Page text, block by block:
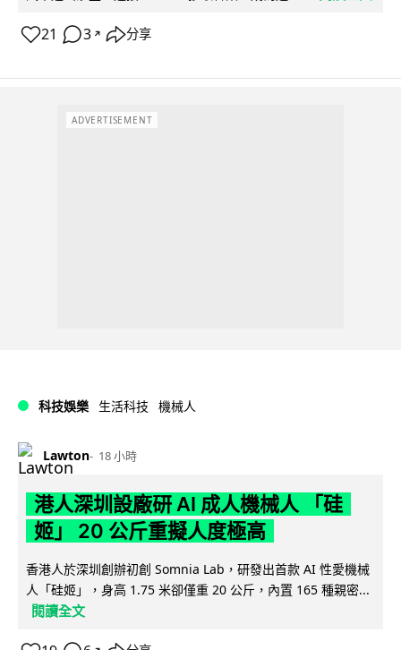
21 3 ↗ 分享
ADVERTISEMENT
科技娛樂 生活科技 機械人
Lawton 18 小時
港人深圳設廠研 AI 成人機械人 「硅
姬」 20 公斤重擬人度極高
香港人於深圳創辦初創 Somnia Lab，研發出首款 AI 性愛機械
人「硅姬」，身高 1.75 米卻僅重 20 公斤，內置 165 種親密...
閱讀全文